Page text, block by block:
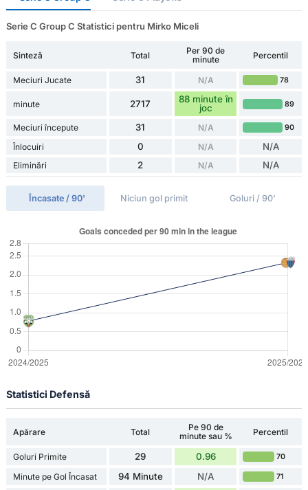
Serie C Group C Statistici pentru Mirko Miceli
Sinteză Total
Per 90 de
minute
Percentil
Meciuri Jucate 31 N/A 78
minute 2717
88 minute în
joc
89
Meciuri începute 31 N/A 90
Înlocuiri 0 N/A N/A
Eliminări 2 N/A N/A
Încasate / 90' Niciun gol primit Goluri / 90'
Statistici Defensă
Apărare Total
Pe 90 de
minute sau %
Percentil
Goluri Primite 29 0.96 70
Minute pe Gol Încasat 94 Minute N/A 71